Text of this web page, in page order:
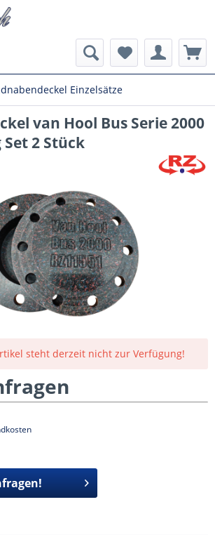
Einzelsätze
van Hool Bus Serie 2000
2 Stück
steht derzeit nicht zur Verfügung!